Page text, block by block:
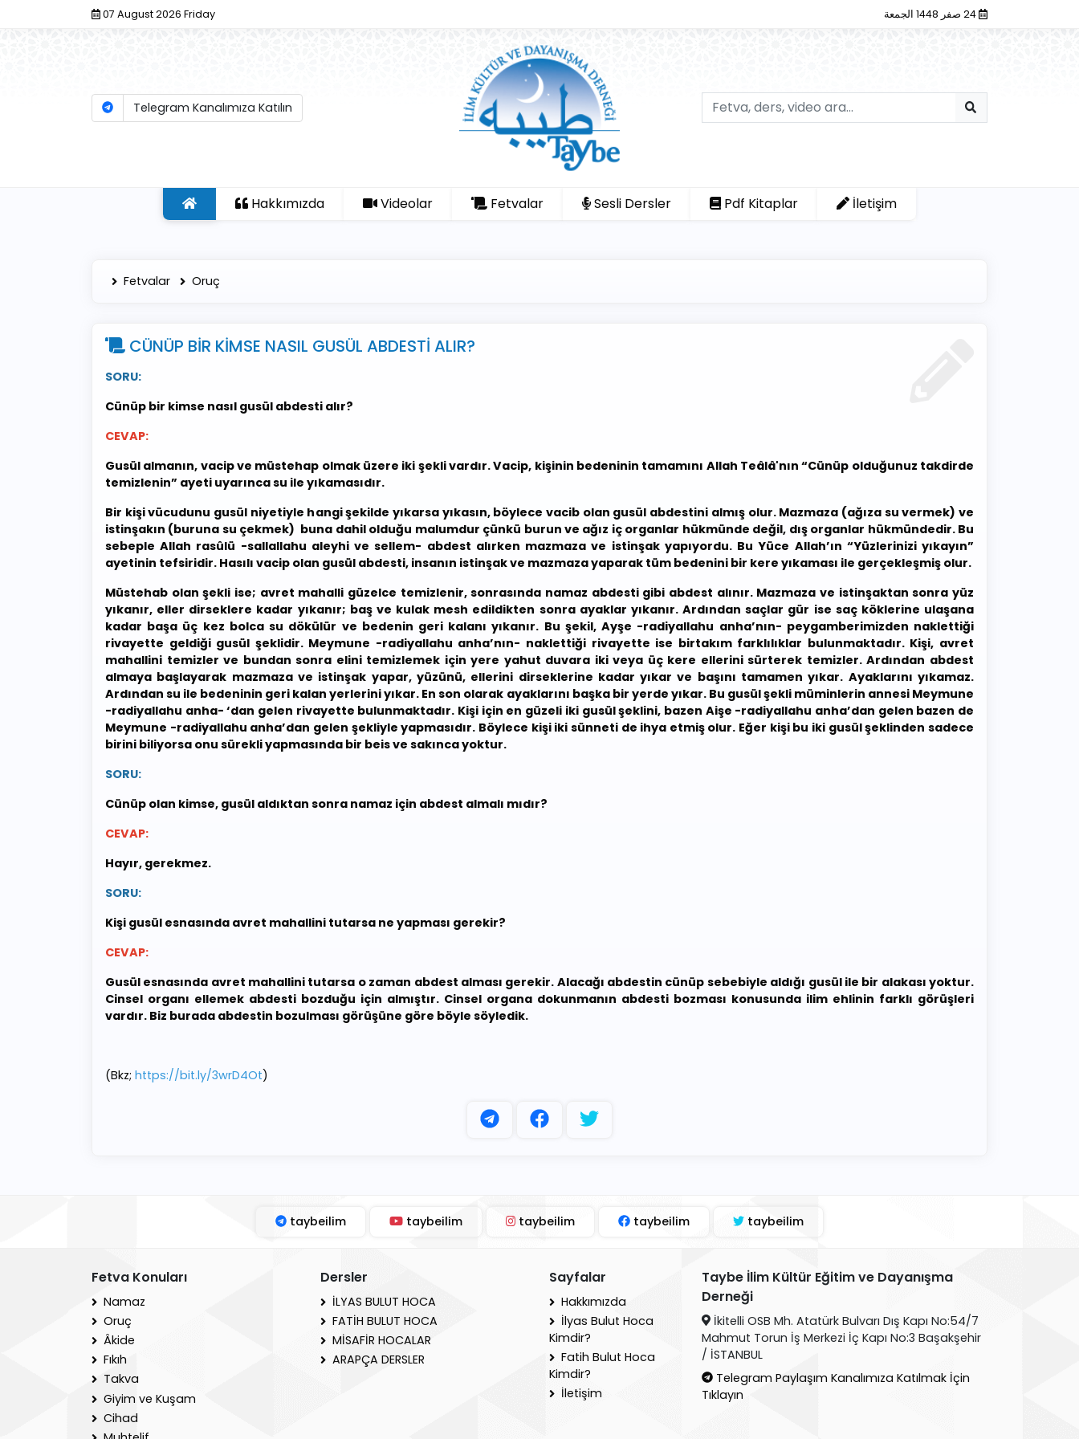
07 August 2026 Friday 24 صفر 1448 الجمعة
Telegram Kanalımıza Katılın
Hakkımızda Videolar Fetvalar Sesli Dersler Pdf Kitaplar İletişim
Fetvalar Oruç
CÜNÜP BİR KİMSE NASIL GUSÜL ABDESTİ ALIR?
SORU:
Cünüp bir kimse nasıl gusül abdesti alır?
CEVAP:
Gusül almanın, vacip ve müstehap olmak üzere iki şekli vardır. Vacip, kişinin bedeninin tamamını Allah Teâlâ'nın “Cünüp olduğunuz takdirde
temizlenin” ayeti uyarınca su ile yıkamasıdır.
Bir kişi vücudunu gusül niyetiyle hangi şekilde yıkarsa yıkasın, böylece vacib olan gusül abdestini almış olur. Mazmaza (ağıza su vermek) ve
istinşakın (buruna su çekmek) buna dahil olduğu malumdur çünkü burun ve ağız iç organlar hükmünde değil, dış organlar hükmündedir. Bu
sebeple Allah rasûlü -sallallahu aleyhi ve sellem- abdest alırken mazmaza ve istinşak yapıyordu. Bu Yüce Allah’ın “Yüzlerinizi yıkayın”
ayetinin tefsiridir. Hasılı vacip olan gusül abdesti, insanın istinşak ve mazmaza yaparak tüm bedenini bir kere yıkaması ile gerçekleşmiş olur.
Müstehab olan şekli ise; avret mahalli güzelce temizlenir, sonrasında namaz abdesti gibi abdest alınır. Mazmaza ve istinşaktan sonra yüz
yıkanır, eller dirseklere kadar yıkanır; baş ve kulak mesh edildikten sonra ayaklar yıkanır. Ardından saçlar gür ise saç köklerine ulaşana
kadar başa üç kez bolca su dökülür ve bedenin geri kalanı yıkanır. Bu şekil, Ayşe -radiyallahu anha’nın- peygamberimizden naklettiği
rivayette geldiği gusül şeklidir. Meymune -radiyallahu anha’nın- naklettiği rivayette ise birtakım farklılıklar bulunmaktadır. Kişi, avret
mahallini temizler ve bundan sonra elini temizlemek için yere yahut duvara iki veya üç kere ellerini sürterek temizler. Ardından abdest
almaya başlayarak mazmaza ve istinşak yapar, yüzünü, ellerini dirseklerine kadar yıkar ve başını tamamen yıkar. Ayaklarını yıkamaz.
Ardından su ile bedeninin geri kalan yerlerini yıkar. En son olarak ayaklarını başka bir yerde yıkar. Bu gusül şekli müminlerin annesi Meymune
-radiyallahu anha- ‘dan gelen rivayette bulunmaktadır. Kişi için en güzeli iki gusül şeklini, bazen Aişe -radiyallahu anha’dan gelen bazen de
Meymune -radiyallahu anha’dan gelen şekliyle yapmasıdır. Böylece kişi iki sünneti de ihya etmiş olur. Eğer kişi bu iki gusül şeklinden sadece
birini biliyorsa onu sürekli yapmasında bir beis ve sakınca yoktur.
SORU:
Cünüp olan kimse, gusül aldıktan sonra namaz için abdest almalı mıdır?
CEVAP:
Hayır, gerekmez.
SORU:
Kişi gusül esnasında avret mahallini tutarsa ne yapması gerekir?
CEVAP:
Gusül esnasında avret mahallini tutarsa o zaman abdest alması gerekir. Alacağı abdestin cünüp sebebiyle aldığı gusül ile bir alakası yoktur.
Cinsel organı ellemek abdesti bozduğu için almıştır. Cinsel organa dokunmanın abdesti bozması konusunda ilim ehlinin farklı görüşleri
vardır. Biz burada abdestin bozulması görüşüne göre böyle söyledik.
(Bkz; https://bit.ly/3wrD4Ot)
taybeilim taybeilim taybeilim taybeilim taybeilim
Fetva Konuları
Namaz
Oruç
Âkide
Fıkıh
Takva
Giyim ve Kuşam
Cihad
Dersler
İLYAS BULUT HOCA
FATİH BULUT HOCA
MİSAFİR HOCALAR
ARAPÇA DERSLER
Sayfalar
Hakkımızda
İlyas Bulut Hoca
Kimdir?
Fatih Bulut Hoca
Kimdir?
İletişim
Taybe İlim Kültür Eğitim ve Dayanışma
Derneği
İkitelli OSB Mh. Atatürk Bulvarı Dış Kapı No:54/7
Mahmut Torun İş Merkezi İç Kapı No:3 Başakşehir
/ İSTANBUL
Telegram Paylaşım Kanalımıza Katılmak İçin
Tıklayın